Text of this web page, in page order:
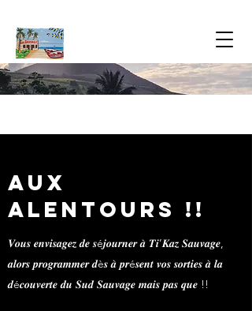
Aux
alentours !!
𝑽𝒐𝒖𝒔 𝒆𝒏𝒗𝒊𝒔𝒂𝒈𝒆𝒛 𝒅𝒆 𝒔é𝒋𝒐𝒖𝒓𝒏𝒆𝒓 𝒂̀ 𝑻𝒊’𝑲𝒂𝒛 𝑺𝒂𝒖𝒗𝒂𝒈𝒆,
𝒂𝒍𝒐𝒓𝒔 𝒑𝒓𝒐𝒈𝒓𝒂𝒎𝒎𝒆𝒓 𝒅è𝒔 𝒂̀ 𝒑𝒓é𝒔𝒆𝒏𝒕 𝒗𝒐𝒔 𝒔𝒐𝒓𝒕𝒊𝒆𝒔 𝒂̀ 𝒍𝒂
𝒅é𝒄𝒐𝒖𝒗𝒆𝒓𝒕𝒆 𝒅𝒖 𝑺𝒖𝒅 𝑺𝒂𝒖𝒗𝒂𝒈𝒆 𝒎𝒂𝒊𝒔 𝒑𝒂𝒔 𝒒𝒖𝒆 !!